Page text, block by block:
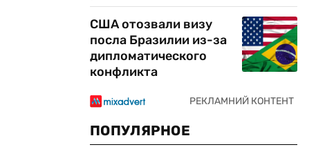
США отозвали визу
посла Бразилии из-за
дипломатического
конфликта
ПОПУЛЯРНОЕ